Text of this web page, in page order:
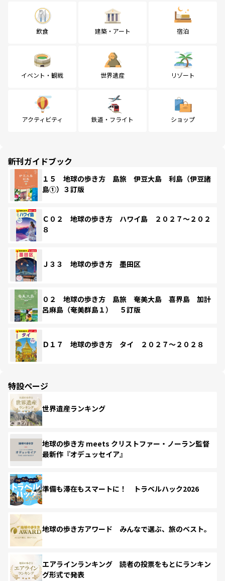
飲食 建築・アート 宿泊
イベント・観戦 世界遺産 リゾート
アクティビティ 鉄道・フライト ショップ
新刊ガイドブック
１５ 地球の歩き方 島旅 伊豆大島 利島（伊豆諸
島①）３訂版
Ｃ０２ 地球の歩き方 ハワイ島 ２０２７～２０２
８
Ｊ３３ 地球の歩き方 墨田区
０２ 地球の歩き方 島旅 奄美大島 喜界島 加計
呂麻島（奄美群島１） ５訂版
Ｄ１７ 地球の歩き方 タイ ２０２７～２０２８
特設ページ
世界遺産ランキング
地球の歩き方 meets クリストファー・ノーラン監督
最新作『オデュッセイア』
準備も滞在もスマートに！ トラベルハック2026
地球の歩き方アワード みんなで選ぶ、旅のベスト。
エアラインランキング 読者の投票をもとにランキン
グ形式で発表